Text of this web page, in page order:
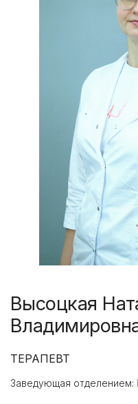
Высоцкая
ТЕРАПЕВТ
Заведующая отделением: